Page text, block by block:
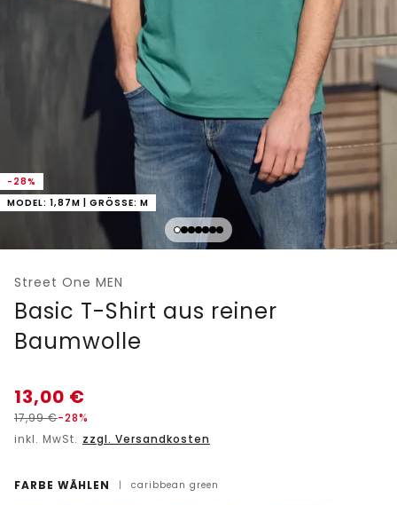
-28%
MODEL: 1,87M | GRÖSSE: M
Street One MEN
Basic T-Shirt aus reiner
Baumwolle
13,00 €
17,99€-28%
inkl. MwSt. zzgl. Versandkosten
FARBE WÄHLEN | caribbean green